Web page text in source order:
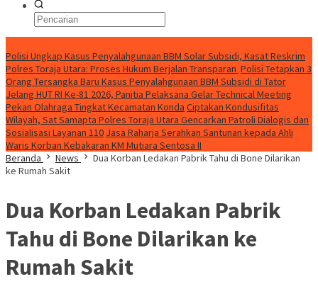
Polisi Ungkap Kasus Penyalahgunaan BBM Solar Subsidi, Kasat Reskrim
Polres Toraja Utara: Proses Hukum Berjalan Transparan Polisi Tetapkan 3
Orang Tersangka Baru Kasus Penyalahgunaan BBM Subsidi di Tator
Jelang HUT RI Ke-81 2026, Panitia Pelaksana Gelar Technical Meeting
Pekan Olahraga Tingkat Kecamatan Konda Ciptakan Kondusifitas
Wilayah, Sat Samapta Polres Toraja Utara Gencarkan Patroli Dialogis dan
Sosialisasi Layanan 110 Jasa Raharja Serahkan Santunan kepada Ahli
Waris Korban Kebakaran KM Mutiara Sentosa II
Beranda
News
Dua Korban Ledakan Pabrik Tahu di Bone Dilarikan
ke Rumah Sakit
Dua Korban Ledakan Pabrik
Tahu di Bone Dilarikan ke
Rumah Sakit